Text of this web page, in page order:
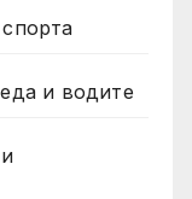
и водите